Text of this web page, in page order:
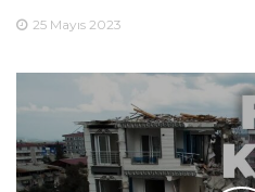
25 Mayıs 2023